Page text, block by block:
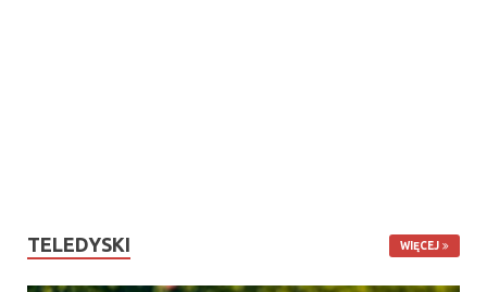
TELEDYSKI WIĘCEJ